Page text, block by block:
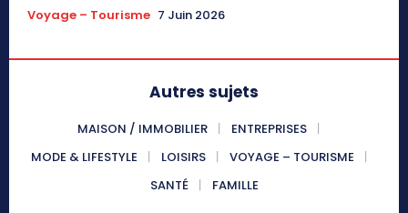
Voyage – Tourisme 7 Juin 2026
Autres sujets
MAISON / IMMOBILIER
ENTREPRISES
MODE & LIFESTYLE
LOISIRS
VOYAGE – TOURISME
SANTÉ
FAMILLE